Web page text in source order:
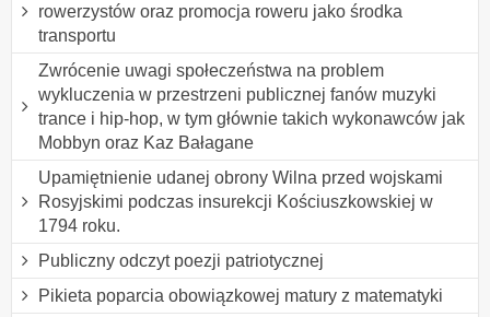
rowerzystów oraz promocja roweru jako środka
transportu
Zwrócenie uwagi społeczeństwa na problem
wykluczenia w przestrzeni publicznej fanów muzyki
trance i hip-hop, w tym głównie takich wykonawców jak
Mobbyn oraz Kaz Bałagane
Upamiętnienie udanej obrony Wilna przed wojskami
Rosyjskimi podczas insurekcji Kościuszkowskiej w
1794 roku.
Publiczny odczyt poezji patriotycznej
Pikieta poparcia obowiązkowej matury z matematyki